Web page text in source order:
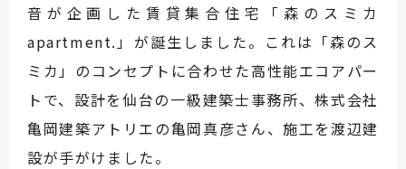
音が企画した賃貸集合住宅「森のスミカ
apartment.」が誕生しました。これは「森のス
ミカ」のコンセプトに合わせた高性能エコアパー
トで、設計を仙台の一級建築士事務所、株式会社
亀岡建築アトリエの亀岡真彦さん、施工を渡辺建
設が手がけました。